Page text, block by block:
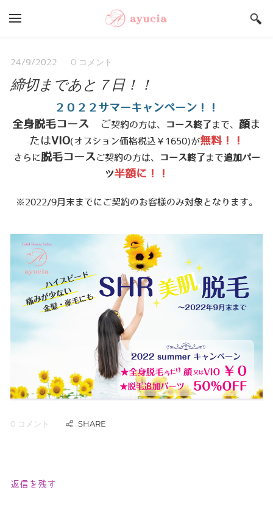
Salon ayucia Top
サロンご予約状況
うまいもんや Top
店舗総合案内
採用情報
24/9/2022 0 コメント
締切まであと７日！！
２０２２サマーキャンペーン！！
全身脱毛コース
ご契約の方は、 コース終了まで、 顔ま
たはVIO(オプション価格税込￥1650)が無料！！
さらに脱毛コースご契約の方は、 コース終了まで追加パー
ツ半額に！！
※2022/9月末までにご契約のお客様のみ対象となります。
0 コメント
返信を残す